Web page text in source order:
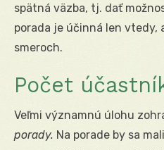
spätná väzba, tj. dať
porada je účinná len vtedy,
smeroch.
Počet
Veľmi významnú úlohu
porady. Na porade by sa